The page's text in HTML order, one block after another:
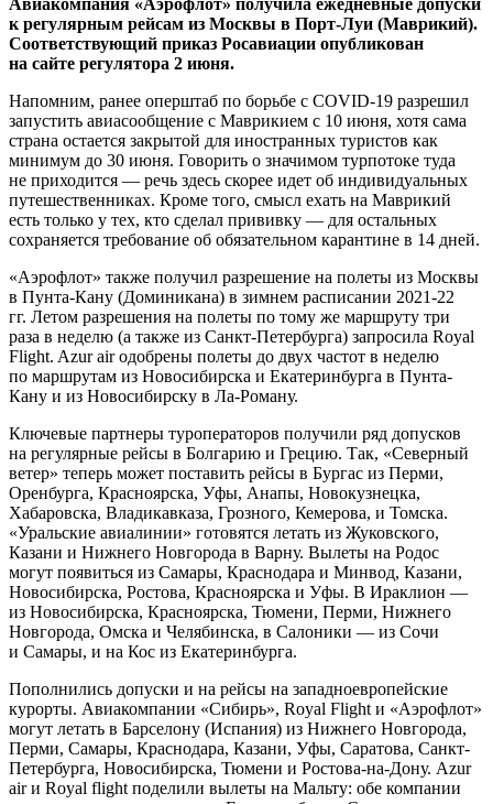
к регулярным рейсам из Москвы в Порт-Луи (Маврикий).
Соответствующий приказ Росавиации опубликован
на сайте регулятора 2 июня.
Напомним, ранее оперштаб по борьбе с COVID-19 разрешил
запустить авиасообщение с Маврикием с 10 июня, хотя сама
страна остается закрытой для иностранных туристов как
минимум до 30 июня. Говорить о значимом турпотоке туда
не приходится — речь здесь скорее идет об индивидуальных
путешественниках. Кроме того, смысл ехать на Маврикий
есть только у тех, кто сделал прививку — для остальных
сохраняется требование об обязательном карантине в 14 дней.
«Аэрофлот» также получил разрешение на полеты из Москвы
в Пунта-Кану (Доминикана) в зимнем расписании 2021-22
гг. Летом разрешения на полеты по тому же маршруту три
раза в неделю (а также из Санкт-Петербурга) запросила Royal
Flight. Azur air одобрены полеты до двух частот в неделю
по маршрутам из Новосибирска и Екатеринбурга в Пунта-
Кану и из Новосибирску в Ла-Роману.
Ключевые партнеры туроператоров получили ряд допусков
на регулярные рейсы в Болгарию и Грецию. Так, «Северный
ветер» теперь может поставить рейсы в Бургас из Перми,
Оренбурга, Красноярска, Уфы, Анапы, Новокузнецка,
Хабаровска, Владикавказа, Грозного, Кемерова, и Томска.
«Уральские авиалинии» готовятся летать из Жуковского,
Казани и Нижнего Новгорода в Варну. Вылеты на Родос
могут появиться из Самары, Краснодара и Минвод, Казани,
Новосибирска, Ростова, Красноярска и Уфы. В Ираклион —
из Новосибирска, Красноярска, Тюмени, Перми, Нижнего
Новгорода, Омска и Челябинска, в Салоники — из Сочи
и Самары, и на Кос из Екатеринбурга.
Пополнились допуски и на рейсы на западноевропейские
курорты. Авиакомпании «Сибирь», Royal Flight и «Аэрофлот»
могут летать в Барселону (Испания) из Нижнего Новгорода,
Перми, Самары, Краснодара, Казани, Уфы, Саратова, Санкт-
Петербурга, Новосибирска, Тюмени и Ростова-на-Дону. Azur
air и Royal flight поделили вылеты на Мальту: обе компании